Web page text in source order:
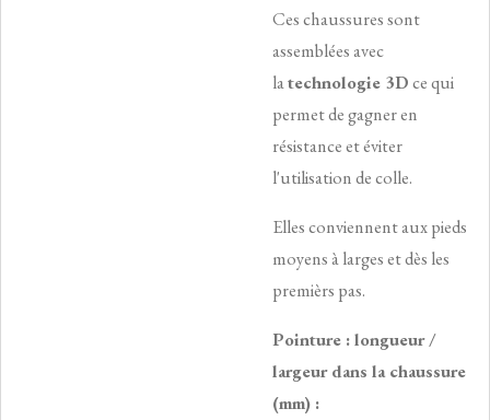
Ces chaussures sont
assemblées avec
latechnologie 3Dce qui
permet de gagner en
résistance et éviter
l'utilisation de colle.
Elles conviennent aux pieds
moyens à larges et dès les
premièrs pas.
Pointure : longueur /
largeur dans la chaussure
(mm) :